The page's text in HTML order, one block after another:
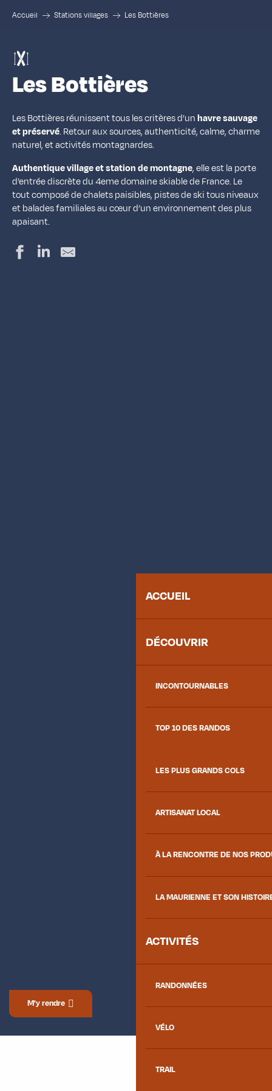
ACCUEIL
DÉCOUVRIR
INCONTOURNABLES
TOP 10 DES RANDOS
LES PLUS GRANDS COLS
ARTISANAT LOCAL
À LA RENCONTRE DE NOS
LA MAURIENNE ET SON
ACTIVITÉS
RANDONNÉES
VÉLO
TRAIL
Accueil Stations villages Les Bottières
Les Bottières
Les Bottières réunissent tous les critères d’unhavre sauvage
et préservé. Retour aux sources, authenticité, calme, charme
naturel, et activités montagnardes.
Authentique village et station de montagne, elle est la porte
d’entrée discrète du 4eme domaine skiable de France. Le
tout composé de chalets paisibles, pistes de ski tous niveaux
et balades familiales au cœur d’un environnement des plus
apaisant.
M'y rendre